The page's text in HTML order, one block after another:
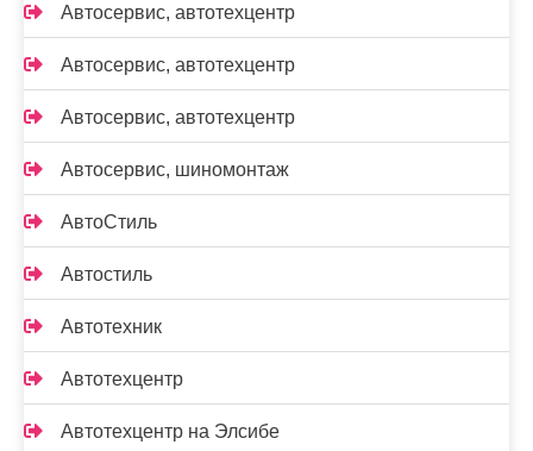
Автосервис, автотехцентр
Автосервис, автотехцентр
Автосервис, автотехцентр
Автосервис, шиномонтаж
АвтоСтиль
Автостиль
Автотехник
Автотехцентр
Автотехцентр на Элсибе